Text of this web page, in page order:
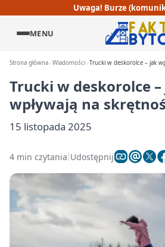
Uwaga! Burze
MENU
Strona główna Wiadomości Trucki w deskorolce – jak
Trucki w deskorolce
wpływają na
15 listopada 2025
4 min czytania Udostępnij